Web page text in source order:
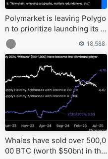
Polymarket is leaving Polygo
n to prioritize launching its o
wn L2
18,588
Whales have sold over 500,0
00 BTC (worth $50bn) in the